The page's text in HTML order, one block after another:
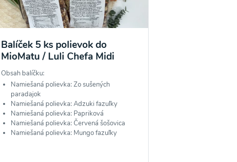
Balíček 5 ks polievok do
MioMatu / Luli Chefa Midi
Obsah balíčku:
Namiešaná polievka: Zo sušených
paradajok
Namiešaná polievka: Adzuki fazuľky
Namiešaná polievka: Papriková
Namiešaná polievka: Červená šošovica
Namiešaná polievka: Mungo fazuľky